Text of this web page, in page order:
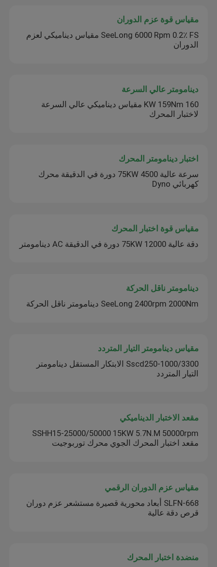
مقياس قوة عزم الدوران
SeeLong 6000 Rpm 0.2٪ FS مقياس ديناميكي لعزم
الدوران
دينامومتر عالي السرعة
160 KW 159Nm مقياس ديناميكي عالي السرعة
لاختبار المحرك
اختبار دينامومتر المحرك
سرعة عالية 75KW 4500 دورة في الدقيقة محرك
كهربائي Dyno
مقياس قوة اختبار المحرك
دقة عالية 75KW 12000 دورة في الدقيقة AC دينامومتر
دينامومتر ناقل الحركة
SeeLong 2400rpm 2000Nm دينامومتر ناقل الحركة
مقياس دينامومتر التيار المتردد
Sscd250-1000/3300 الابتكار المستقل دينامومتر
التيار المتردد
مقعد الاختبار الديناميكي
SSHH15-25000/50000 15KW 5.7N.M 50000rpm
مقعد اختبار المحرك الجوي محرك توربوجيت
مقياس عزم الدوران الرقمي
SLFN-668 أبعاد محورية قصيرة مستشعر عزم دوران
قرص دقة عالية
منضدة اختبار المحرك